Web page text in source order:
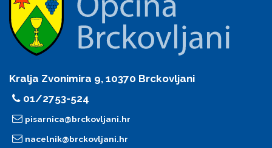
Kralja Zvonimira 9, 10370 Brckovljani
01/2753-524
pisarnica@brckovljani.hr
nacelnik@brckovljani.hr